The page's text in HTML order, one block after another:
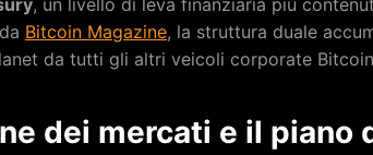
Bitcoin Magazine, la struttura duale
da tutti gli altri veicoli corporate
dei mercati e il piano